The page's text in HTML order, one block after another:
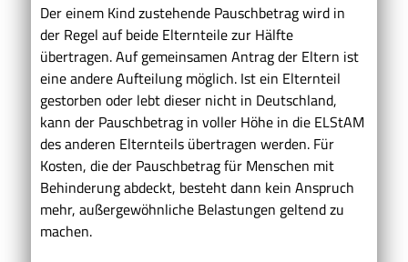
Der einem Kind zustehende Pauschbetrag wird in
der Regel auf beide Elternteile zur Hälfte
übertragen. Auf gemeinsamen Antrag der Eltern ist
eine andere Aufteilung möglich. Ist ein Elternteil
gestorben oder lebt dieser nicht in Deutschland,
kann der Pauschbetrag in voller Höhe in die ELStAM
des anderen Elternteils übertragen werden. Für
Kosten, die der Pauschbetrag für Menschen mit
Behinderung abdeckt, besteht dann kein Anspruch
mehr, außergewöhnliche Belastungen geltend zu
machen.